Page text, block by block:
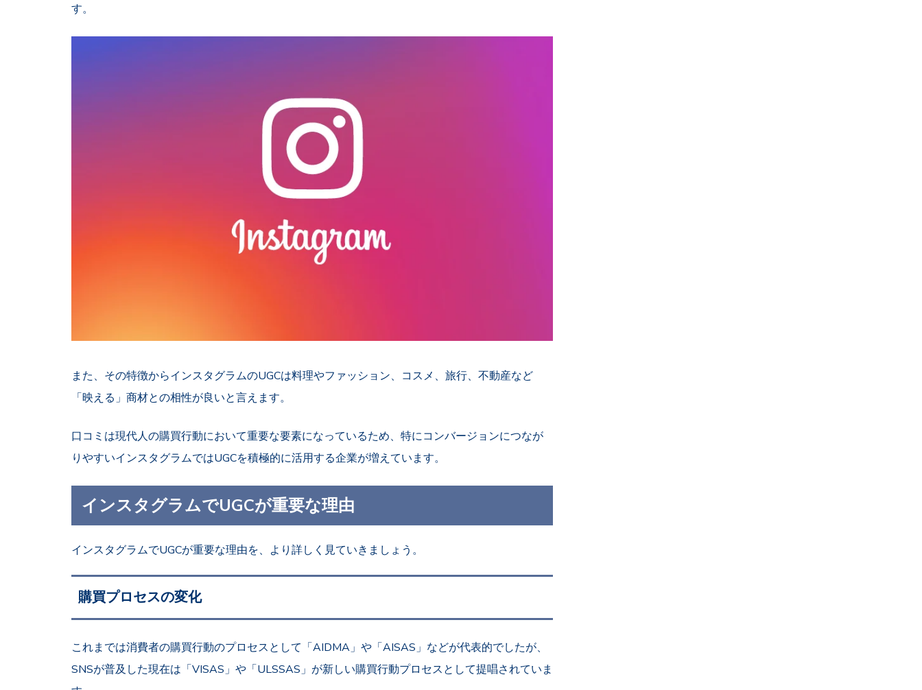
す。
また、その特徴からインスタグラムのUGCは料理やファッション、コスメ、旅行、不動産など
「映える」商材との相性が良いと言えます。
口コミは現代人の購買行動において重要な要素になっているため、特にコンバージョンにつなが
りやすいインスタグラムではUGCを積極的に活用する企業が増えています。
インスタグラムでUGCが重要な理由
インスタグラムでUGCが重要な理由を、より詳しく見ていきましょう。
購買プロセスの変化
これまでは消費者の購買行動のプロセスとして「AIDMA」や「AISAS」などが代表的でしたが、
SNSが普及した現在は「VISAS」や「ULSSAS」が新しい購買行動プロセスとして提唱されていま